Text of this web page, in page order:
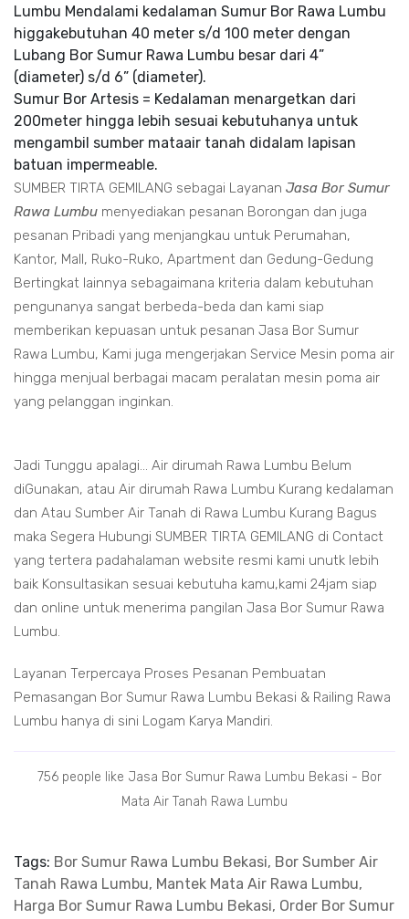
Lumbu Mendalami kedalaman Sumur Bor Rawa Lumbu
higgakebutuhan 40 meter s/d 100 meter dengan
Lubang Bor Sumur Rawa Lumbu besar dari 4”
(diameter) s/d 6” (diameter).
Sumur Bor Artesis = Kedalaman menargetkan dari
200meter hingga lebih sesuai kebutuhanya untuk
mengambil sumber mataair tanah didalam lapisan
batuan impermeable.
SUMBER TIRTA GEMILANG sebagai Layanan Jasa Bor Sumur
Rawa Lumbu menyediakan pesanan Borongan dan juga
pesanan Pribadi yang menjangkau untuk Perumahan,
Kantor, Mall, Ruko-Ruko, Apartment dan Gedung-Gedung
Bertingkat lainnya sebagaimana kriteria dalam kebutuhan
pengunanya sangat berbeda-beda dan kami siap
memberikan kepuasan untuk pesanan Jasa Bor Sumur
Rawa Lumbu, Kami juga mengerjakan Service Mesin poma air
hingga menjual berbagai macam peralatan mesin poma air
yang pelanggan inginkan.
Jadi Tunggu apalagi... Air dirumah Rawa Lumbu Belum
diGunakan, atau Air dirumah Rawa Lumbu Kurang kedalaman
dan Atau Sumber Air Tanah di Rawa Lumbu Kurang Bagus
maka Segera Hubungi SUMBER TIRTA GEMILANG di Contact
yang tertera padahalaman website resmi kami unutk lebih
baik Konsultasikan sesuai kebutuha kamu,kami 24jam siap
dan online untuk menerima pangilan Jasa Bor Sumur Rawa
Lumbu.
Layanan Terpercaya Proses Pesanan Pembuatan
Pemasangan Bor Sumur Rawa Lumbu Bekasi & Railing Rawa
Lumbu hanya di sini Logam Karya Mandiri.
756 people like Jasa Bor Sumur Rawa Lumbu Bekasi - Bor
Mata Air Tanah Rawa Lumbu
Tags: Bor Sumur Rawa Lumbu Bekasi, Bor Sumber Air
Tanah Rawa Lumbu, Mantek Mata Air Rawa Lumbu,
Harga Bor Sumur Rawa Lumbu Bekasi, Order Bor Sumur